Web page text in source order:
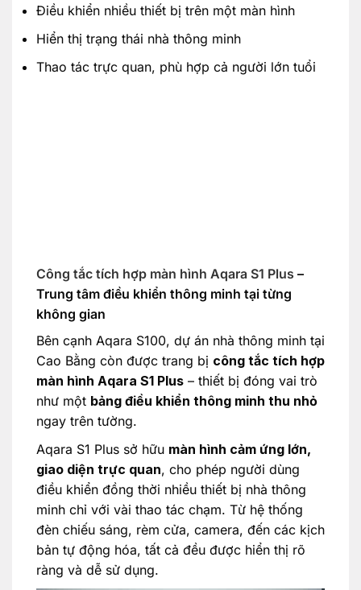
Điều khiển nhiều thiết bị trên một màn hình
Hiển thị trạng thái nhà thông minh
Thao tác trực quan, phù hợp cả người lớn tuổi
Công tắc tích hợp màn hình Aqara S1 Plus –
Trung tâm điều khiển thông minh tại từng
không gian
Bên cạnh Aqara S100, dự án nhà thông minh tại
Cao Bằng còn được trang bị công tắc tích hợp
màn hình Aqara S1 Plus– thiết bị đóng vai trò
như một bảng điều khiển thông minh thu nhỏ
ngay trên tường.
Aqara S1 Plus sở hữu màn hình cảm ứng lớn,
giao diện trực quan, cho phép người dùng
điều khiển đồng thời nhiều thiết bị nhà thông
minh chỉ với vài thao tác chạm. Từ hệ thống
đèn chiếu sáng, rèm cửa, camera, đến các kịch
bản tự động hóa, tất cả đều được hiển thị rõ
ràng và dễ sử dụng.